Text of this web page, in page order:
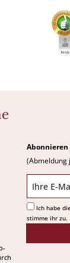
Abonnieren
(Abmeldung
Ich habe
stimme ihr zu.